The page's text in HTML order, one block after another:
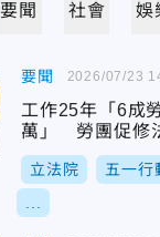
要聞 社會 娛
要聞
工作25年「6成
萬」 勞團促修
立法院 五一行
2026/07/23